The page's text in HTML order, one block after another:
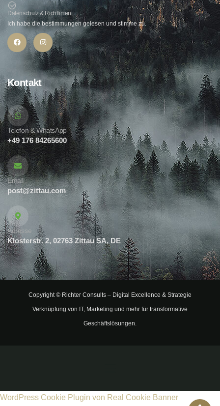
Datenschutz & Richtlinien
Ich habe die bestimmungen gelesen und stimme zu.
Kontakt
Telefon & WhatsApp
+49 176 84265600
Email
post@zittau.com
Adresse
Klosterstr. 2, 02763 Zittau SA, DE
Copyright © Richter Consults – Digital Excellence & Strategie
Verknüpfung von IT, Marketing und mehr für transformative
Geschäftslösungen.
WordPress Cookie Plugin von Real Cookie Banner